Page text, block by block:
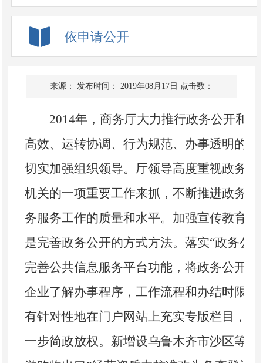
依申请公开
来源： 发布时间： 2019年08月17日 点击数：
2014年，商务厅大力推行政务公开和
高效、运转协调、行为规范、办事透明的
切实加强组织领导。厅领导高度重视政务
机关的一项重要工作来抓，不断推进政务
务服务工作的质量和水平。加强宣传教育
是完善政务公开的方式方法。落实“政务公
完善公共信息服务平台功能，将政务公开
企业了解办事程序，工作流程和办结时限
有针对性地在门户网站上充实专版栏目，
一步简政放权。新增设乌鲁木齐市沙区等